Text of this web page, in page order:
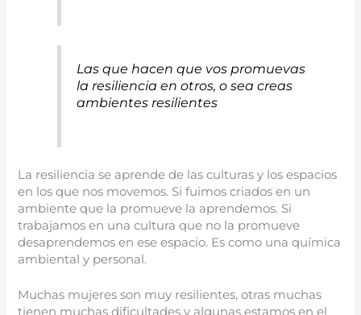
Las que hacen que vos promuevas
la resiliencia en otros, o sea creas
ambientes resilientes
La resiliencia se aprende de las culturas y los espacios
en los que nos movemos. Si fuimos criados en un
ambiente que la promueve la aprendemos. Si
trabajamos en una cultura que no la promueve
desaprendemos en ese espacio. Es como una química
ambiental y personal.
Muchas mujeres son muy resilientes, otras muchas
tienen muchas dificultades y algunas estamos en el